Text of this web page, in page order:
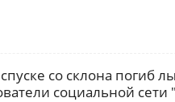
со склона погиб
социальной сети